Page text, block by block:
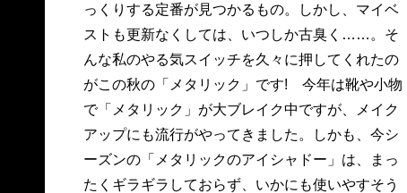
っくりする定番が見つかるもの。しかし、マイベ
ストも更新なくしては、いつしか古臭く……。そ
んな私のやる気スイッチを久々に押してくれたの
がこの秋の「メタリック」です! 今年は靴や小物
で「メタリック」が大ブレイク中ですが、メイク
アップにも流行がやってきました。しかも、今シ
ーズンの「メタリックのアイシャドー」は、まっ
たくギラギラしておらず、いかにも使いやすそう
頬までキュッと上がって見えます。私は「メタリ
ックのアイシャドー」で、目元を最新バージョン